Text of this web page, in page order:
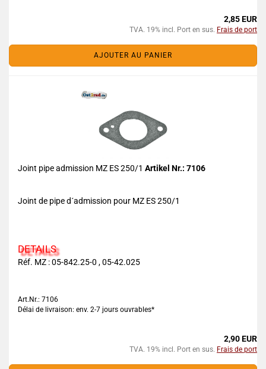
2,85 EUR
TVA. 19% incl. Port en sus. Frais de port
AJOUTER AU PANIER
Joint pipe admission MZ ES 250/1 Artikel Nr.: 7106
Joint de pipe d´admission pour MZ ES 250/1
DETAILS
Réf. MZ : 05-842.25-0 , 05-42.025
Art.Nr.: 7106
Délai de livraison: env. 2-7 jours ouvrables*
2,90 EUR
TVA. 19% incl. Port en sus. Frais de port